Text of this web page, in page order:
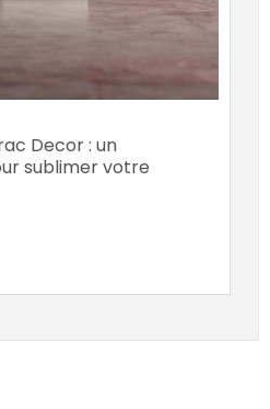
Decor : un
sublimer votre